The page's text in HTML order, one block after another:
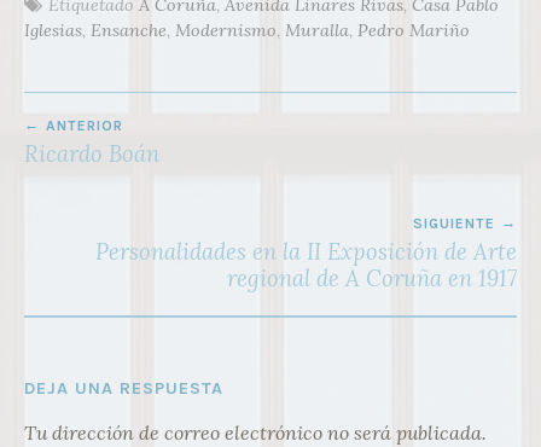
Etiquetado A Coruña, Avenida Linares Rivas, Casa Pablo
Iglesias, Ensanche, Modernismo, Muralla, Pedro Mariño
DE
ANTERIOR
Ricardo Boán
SIGUIENTE
Personalidades en la II Exposición de Arte
regional de A Coruña en 1917
DEJA UNA RESPUESTA
Tu dirección de correo electrónico no será publicada.